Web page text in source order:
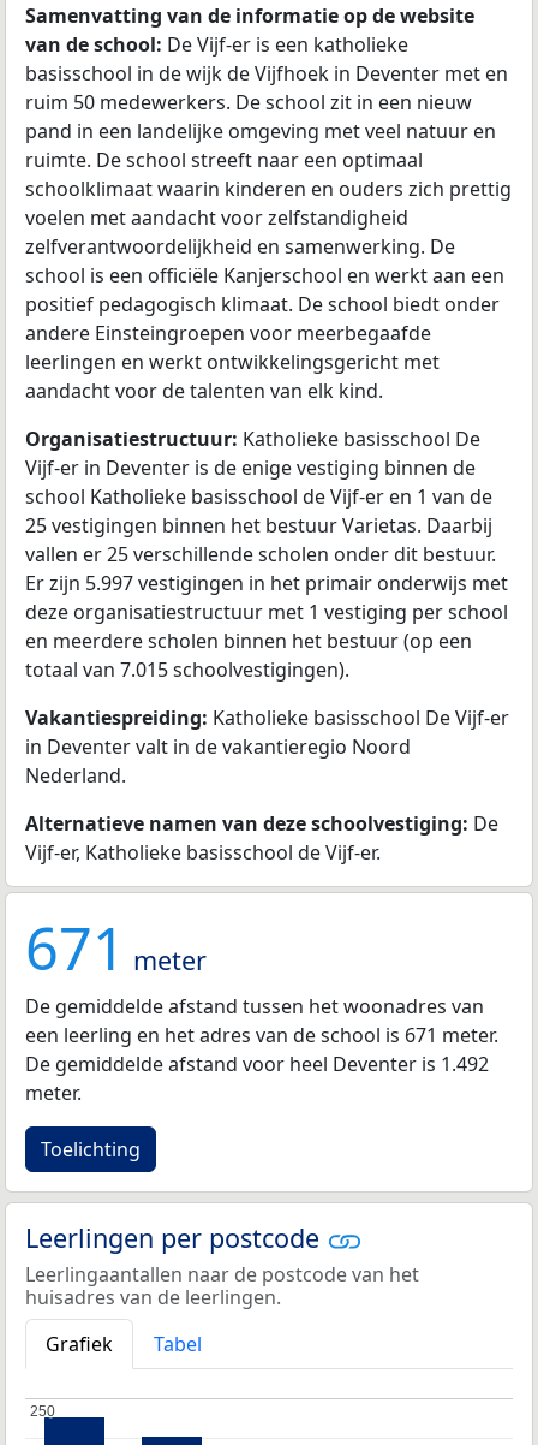
Samenvatting van de informatie op de website
van de school: De Vijf-er is een katholieke
basisschool in de wijk de Vijfhoek in Deventer met en
ruim 50 medewerkers. De school zit in een nieuw
pand in een landelijke omgeving met veel natuur en
ruimte. De school streeft naar een optimaal
schoolklimaat waarin kinderen en ouders zich prettig
voelen met aandacht voor zelfstandigheid
zelfverantwoordelijkheid en samenwerking. De
school is een officiële Kanjerschool en werkt aan een
positief pedagogisch klimaat. De school biedt onder
andere Einsteingroepen voor meerbegaafde
leerlingen en werkt ontwikkelingsgericht met
aandacht voor de talenten van elk kind.
Organisatiestructuur: Katholieke basisschool De
Vijf-er in Deventer is de enige vestiging binnen de
school Katholieke basisschool de Vijf-er en 1 van de
25 vestigingen binnen het bestuur Varietas. Daarbij
vallen er 25 verschillende scholen onder dit bestuur.
Er zijn 5.997 vestigingen in het primair onderwijs met
deze organisatiestructuur met 1 vestiging per school
en meerdere scholen binnen het bestuur (op een
totaal van 7.015 schoolvestigingen).
Vakantiespreiding: Katholieke basisschool De Vijf-er
in Deventer valt in de vakantieregio Noord
Nederland.
Alternatieve namen van deze schoolvestiging: De
Vijf-er, Katholieke basisschool de Vijf-er.
671 meter
De gemiddelde afstand tussen het woonadres van
een leerling en het adres van de school is 671 meter.
De gemiddelde afstand voor heel Deventer is 1.492
meter.
Toelichting
Leerlingen per postcode
Leerlingaantallen naar de postcode van het
huisadres van de leerlingen.
Grafiek
Tabel
250
250